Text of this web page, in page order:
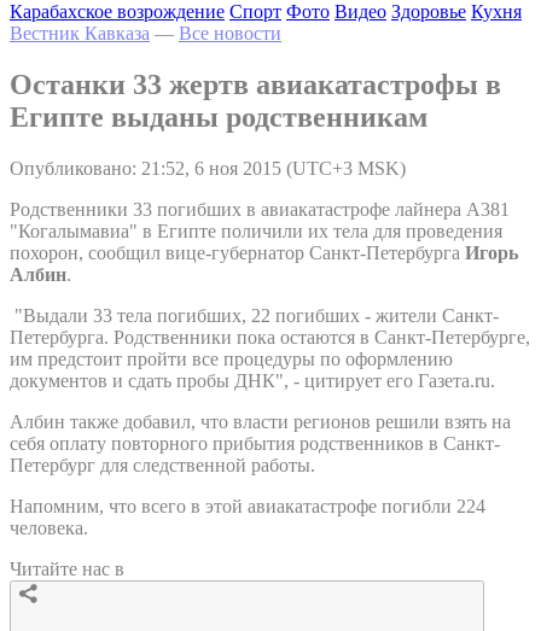
Карабахское возрождение Спорт Фото Видео Здоровье Кухня
Вестник Кавказа — Все новости
Останки 33 жертв авиакатастрофы в
Египте выданы родственникам
Опубликовано: 21:52, 6 ноя 2015 (UTC+3 MSK)
Родственники 33 погибших в авиакатастрофе лайнера А381
"Когалымавиа" в Египте поличили их тела для проведения
похорон, сообщил вице-губернатор Санкт-Петербурга Игорь
Албин.
"Выдали 33 тела погибших, 22 погибших - жители Санкт-
Петербурга. Родственники пока остаются в Санкт-Петербурге,
им предстоит пройти все процедуры по оформлению
документов и сдать пробы ДНК", - цитирует его Газета.ru.
Албин также добавил, что власти регионов решили взять на
себя оплату повторного прибытия родственников в Санкт-
Петербург для следственной работы.
Напомним, что всего в этой авиакатастрофе погибли 224
человека.
Читайте нас в